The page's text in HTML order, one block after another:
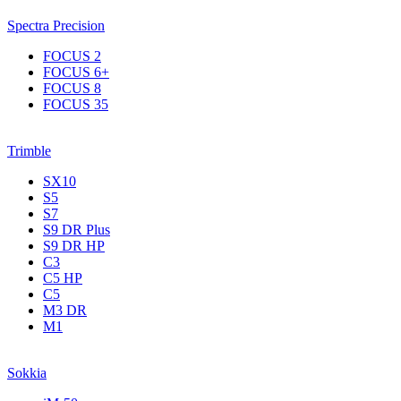
Spectra Precision
FOCUS 2
FOCUS 6+
FOCUS 8
FOCUS 35
Trimble
SX10
S5
S7
S9 DR Plus
S9 DR HP
C3
С5 НР
C5
M3 DR
M1
Sokkia